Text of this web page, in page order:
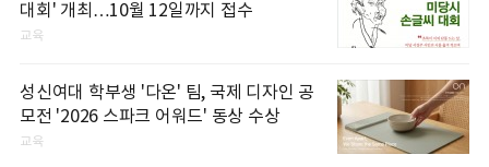
대회' 개최…10월 12일까지 접수
교육
성신여대 학부생 '다온' 팀, 국제 디자인 공
모전 '2026 스파크 어워드' 동상 수상
교육